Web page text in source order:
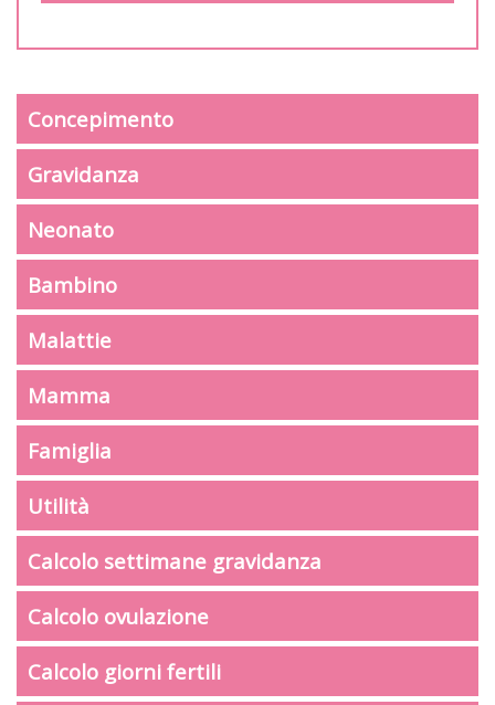
Concepimento
Gravidanza
Neonato
Bambino
Malattie
Mamma
Famiglia
Utilità
Calcolo settimane gravidanza
Calcolo ovulazione
Calcolo giorni fertili